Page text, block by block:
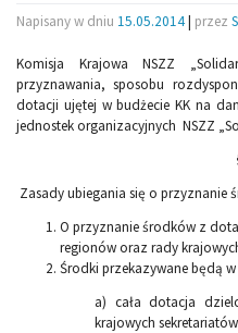
Napisany w dniu 15.05.2014| przez
Komisja Krajowa NSZZ
przyznawania, sposobu
dotacji ujętej w budżecie KK na
jednostek organizacyjnych NSZZ
Zasady ubiegania się o przyznanie
O przyznanie środków z
regionów oraz rady
Środki przekazywane będą
a) cała dotacja
krajowych